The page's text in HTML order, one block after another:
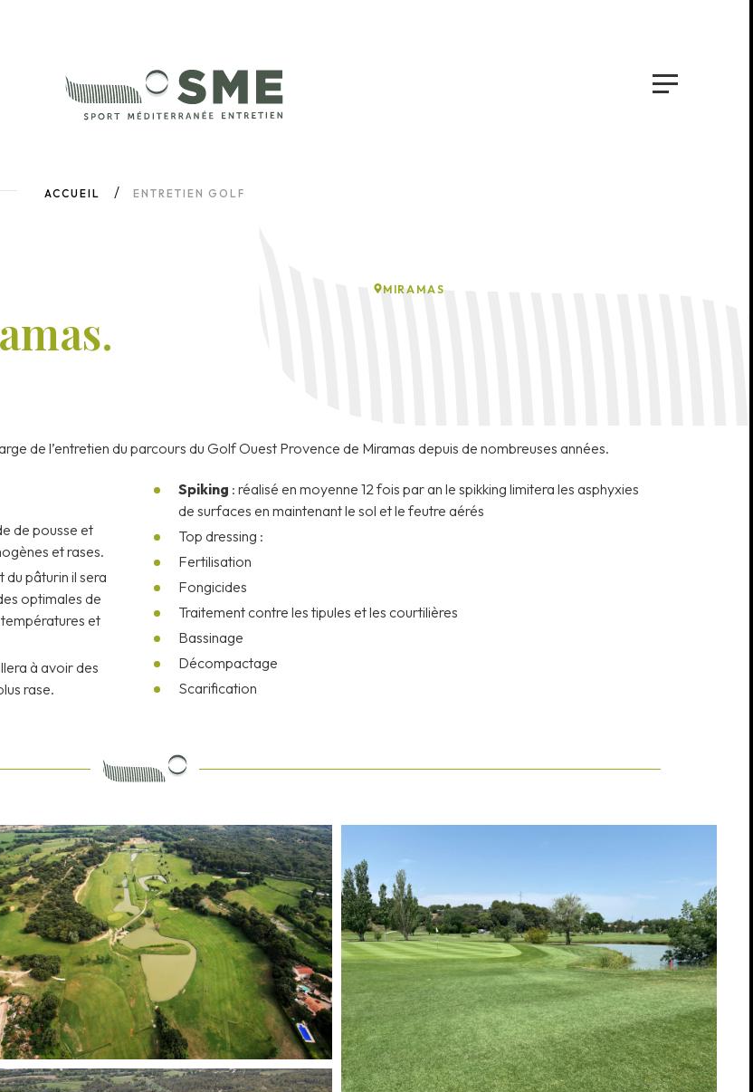
ACCUEIL ENTRETIEN GOLF
MIRAMAS
de l’entretien du parcours du Golf Ouest Provence de Miramas depuis de nombreuses années.
de pousse et
et rases.
pâturin il sera
optimales de
et
à avoir des
rase.
Spiking : réalisé en moyenne 12 fois par an le spikking limitera les asphyxies
de surfaces en maintenant le sol et le feutre aérés
Top dressing :
Fertilisation
Fongicides
Traitement contre les tipules et les courtilières
Bassinage
Décompactage
Scarification